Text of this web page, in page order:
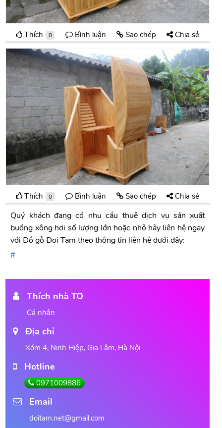
Thích 0 Bình luận Sao chép Chia sẻ
Thích 0 Bình luận Sao chép Chia sẻ
Quý khách đang có nhu cầu thuê dịch vụ sản xuất
buồng xông hơi số lượng lớn hoặc nhỏ hãy liên hệ ngay
với Đồ gỗ Đọi Tam theo thông tin liên hệ dưới đây:
Thích nhà TO
Cá nhân
Địa chỉ
Xóm 4, Ninh Hiệp, Gia Lâm, Hà Nội
Hotline
0971009886
Email
doitam.net@gmail.com